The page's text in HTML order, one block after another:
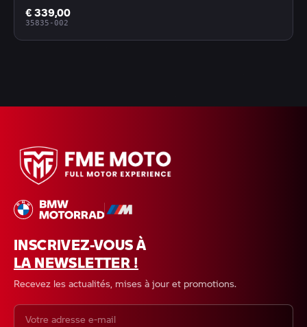
€ 339,00
35835-002
INSCRIVEZ-VOUS À
LA NEWSLETTER !
Recevez les actualités, mises à jour et promotions.